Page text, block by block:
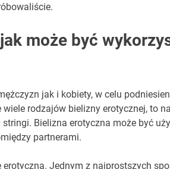
może być
jak i kobiety, w celu
rodzajów bielizny erotycznej, to
Bielizna erotyczna może być
partnerami.
Jednym z najprostszych